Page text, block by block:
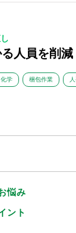
人員を削
学 梱包作業
悩み
ント